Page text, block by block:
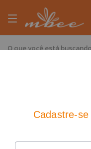
Cadastre-